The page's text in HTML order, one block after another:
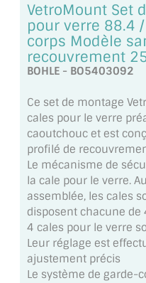
MIROIR VIEILLI
MIROIR DÉCORATIF
LOTS DE MIROIRS EN
MIROIR POUR PORTE
MIROIR DE SALLE DE
MIROIR PAROI DE
MIROIR POUR SALLE
MIROIR POUR SALLE
MIROIR ENCADRÉ
VetroMount Set
pour verre 88.4
corps Modèle
recouvrement
BOHLE - BO5403092
Ce set de montage
cales pour le verre
caoutchouc et est
profilé de
Le mécanisme de
la cale pour le verre.
assemblée, les cales
disposent chacune
4 cales pour le verre
Leur réglage est
ajustement précis
Le système de garde-